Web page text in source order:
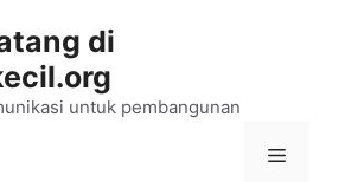
di
untuk pembangunan
Menu